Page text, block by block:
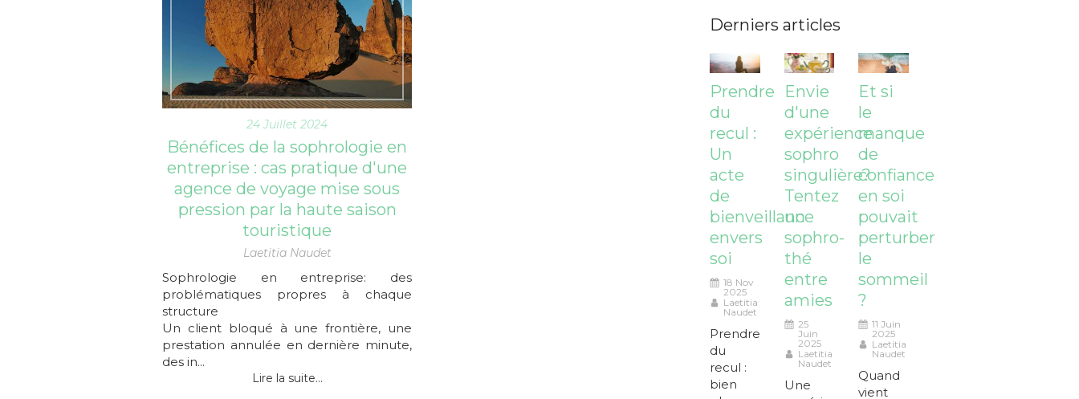
24 Juillet 2024
Bénéfices de la sophrologie en
entreprise : cas pratique d'une
agence de voyage mise sous
pression par la haute saison
touristique
Laetitia Naudet
Sophrologie en entreprise: des
problématiques propres à chaque
structure
Un client bloqué à une frontière, une
prestation annulée en dernière minute,
des in...
Lire la suite...
Derniers articles
Prendre
du
recul :
Un
acte
de
bienveillance
envers
soi
18 Nov
2025
Laetitia
Naudet
Prendre
du
recul :
bien
Envie
d'une
expérience
sophro
singulière?
Tentez
un
sophro-
thé
entre
amies
25
Juin
2025
Laetitia
Naudet
Une
Et si
le
manque
de
confiance
en soi
pouvait
perturber
le
sommeil
?
11 Juin
2025
Laetitia
Naudet
Quand
vient